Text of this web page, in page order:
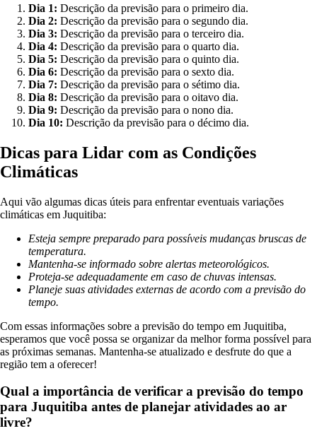
Dia 1: Descrição da previsão para o primeiro dia.
Dia 2: Descrição da previsão para o segundo dia.
Dia 3: Descrição da previsão para o terceiro dia.
Dia 4: Descrição da previsão para o quarto dia.
Dia 5: Descrição da previsão para o quinto dia.
Dia 6: Descrição da previsão para o sexto dia.
Dia 7: Descrição da previsão para o sétimo dia.
Dia 8: Descrição da previsão para o oitavo dia.
Dia 9: Descrição da previsão para o nono dia.
Dia 10: Descrição da previsão para o décimo dia.
Dicas para Lidar com as Condições
Climáticas
Aqui vão algumas dicas úteis para enfrentar eventuais variações
climáticas em Juquitiba:
Esteja sempre preparado para possíveis mudanças bruscas de
temperatura.
Mantenha-se informado sobre alertas meteorológicos.
Proteja-se adequadamente em caso de chuvas intensas.
Planeje suas atividades externas de acordo com a previsão do
tempo.
Com essas informações sobre a previsão do tempo em Juquitiba,
esperamos que você possa se organizar da melhor forma possível para
as próximas semanas. Mantenha-se atualizado e desfrute do que a
região tem a oferecer!
Qual a importância de verificar a previsão do tempo
para Juquitiba antes de planejar atividades ao ar
livre?